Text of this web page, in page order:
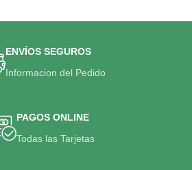
ENVÍOS SEGUROS
Informacion del Pedido
PAGOS ONLINE
Todas las Tarjetas